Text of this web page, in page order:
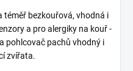
téměř bezkouřová, vhodná i
a pro alergiky na kouř -
pohlcovač pachů vhodný i
zvířata.